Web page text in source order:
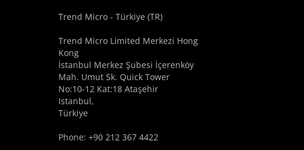
Trend Micro - Türkiye (TR)
Trend Micro Limited Merkezi Hong
Kong
İstanbul Merkez Şubesi İçerenköy
Mah. Umut Sk. Quick Tower
No:10-12 Kat:18 Ataşehir
Istanbul,
Türkiye
Phone: +90 212 367 4422